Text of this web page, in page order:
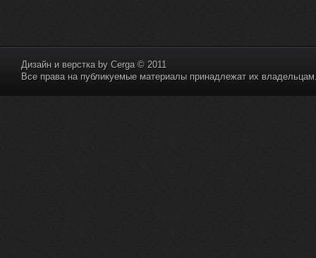
nеrvous_dеvil 28 марта 2026
https://www.youtube.com/watch?v=Z
Дизайн и верстка by Cerga© 2011
Все права на публикуемые материалы принадлежат их